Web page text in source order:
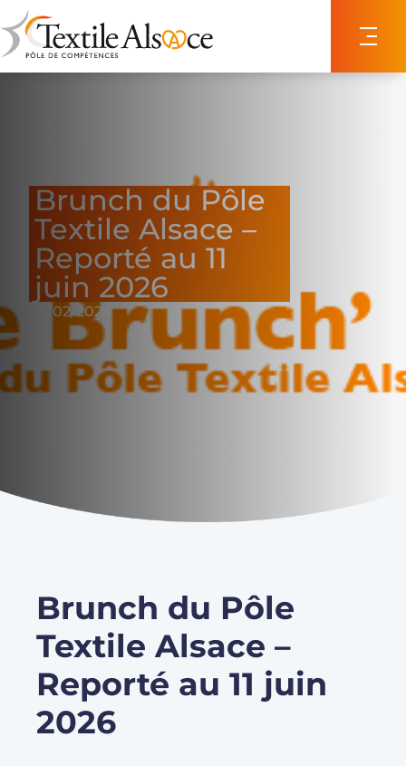
Brunch du Pôle
Textile Alsace –
Reporté au 11
juin 2026
05/02/2026
Brunch du Pôle
Textile Alsace –
Reporté au 11 juin
2026
Panneau de gestion des cookies